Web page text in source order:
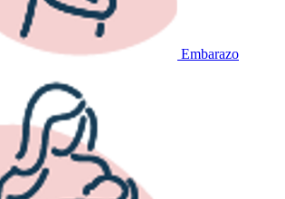
Embarazo